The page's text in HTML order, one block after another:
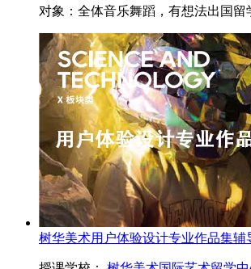
对象： 全体音乐舞蹈，有想法出国留
树华美术用户体验设计专业作品集辅